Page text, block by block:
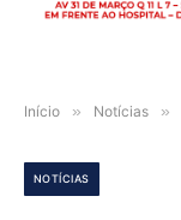
Início » Notícias »
NOTÍCIAS